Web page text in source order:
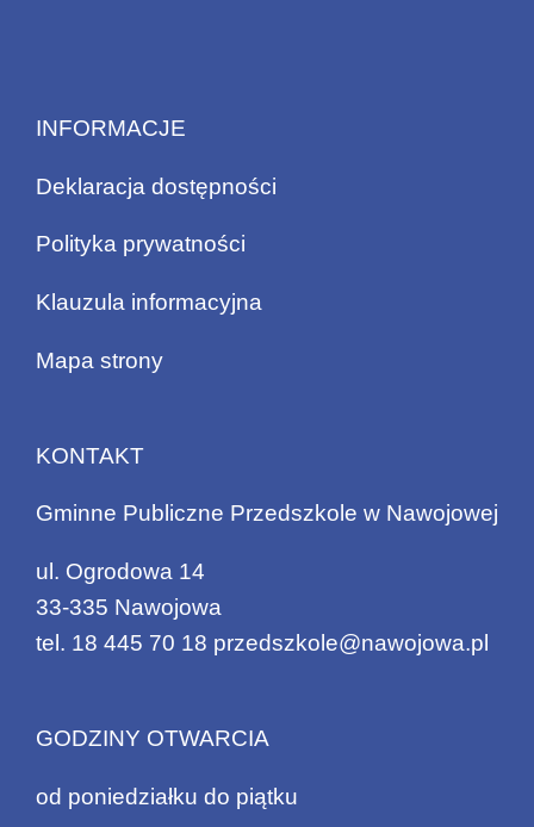
INFORMACJE
Deklaracja dostępności
Polityka prywatności
Klauzula informacyjna
Mapa strony
KONTAKT
Gminne Publiczne Przedszkole w Nawojowej
ul. Ogrodowa 14
33-335 Nawojowa
tel. 18 445 70 18 przedszkole@nawojowa.pl
GODZINY OTWARCIA
od poniedziałku do piątku